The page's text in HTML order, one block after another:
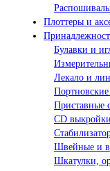
Плоттеры и
Булавки и
Лекало и
Приставные
СD
Швейные и
Шкатулки,